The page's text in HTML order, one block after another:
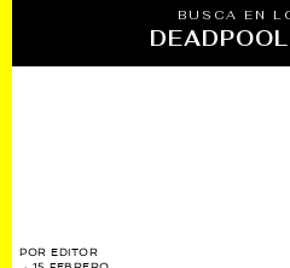
BUSCA EN
POREDITOR